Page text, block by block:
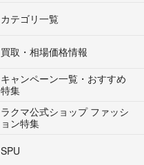
カテゴリ一覧
買取・相場価格情報
キャンペーン一覧・おすすめ
特集
ラクマ公式ショップ ファッシ
ョン特集
SPU